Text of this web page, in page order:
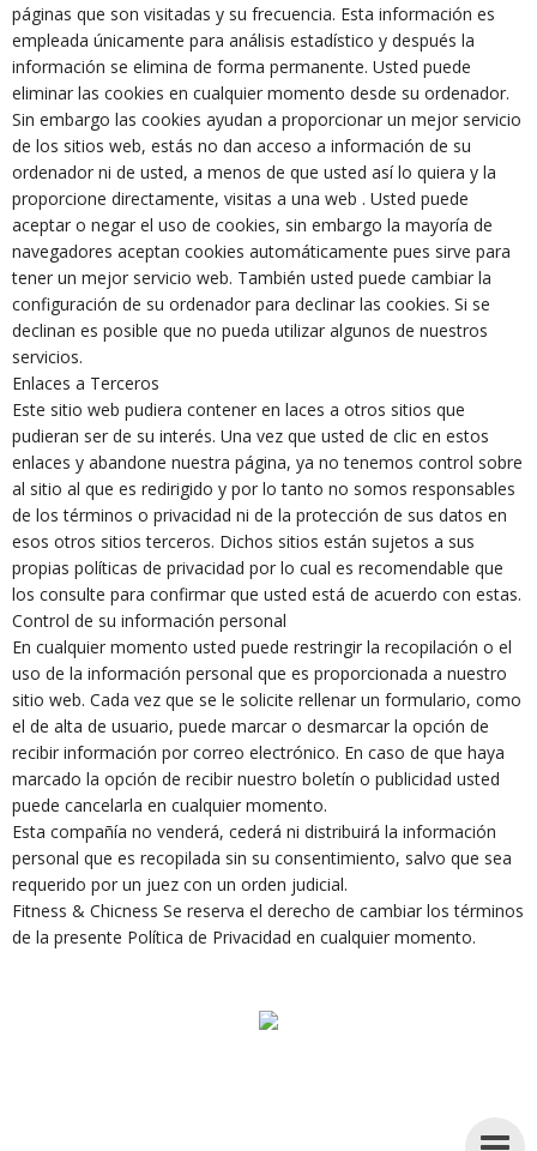
páginas que son visitadas y su frecuencia. Esta información es
empleada únicamente para análisis estadístico y después la
información se elimina de forma permanente. Usted puede
eliminar las cookies en cualquier momento desde su ordenador.
Sin embargo las cookies ayudan a proporcionar un mejor servicio
de los sitios web, estás no dan acceso a información de su
ordenador ni de usted, a menos de que usted así lo quiera y la
proporcione directamente, visitas a una web . Usted puede
aceptar o negar el uso de cookies, sin embargo la mayoría de
navegadores aceptan cookies automáticamente pues sirve para
tener un mejor servicio web. También usted puede cambiar la
configuración de su ordenador para declinar las cookies. Si se
declinan es posible que no pueda utilizar algunos de nuestros
servicios.
Enlaces a Terceros
Este sitio web pudiera contener en laces a otros sitios que
pudieran ser de su interés. Una vez que usted de clic en estos
enlaces y abandone nuestra página, ya no tenemos control sobre
al sitio al que es redirigido y por lo tanto no somos responsables
de los términos o privacidad ni de la protección de sus datos en
esos otros sitios terceros. Dichos sitios están sujetos a sus
propias políticas de privacidad por lo cual es recomendable que
los consulte para confirmar que usted está de acuerdo con estas.
Control de su información personal
En cualquier momento usted puede restringir la recopilación o el
uso de la información personal que es proporcionada a nuestro
sitio web. Cada vez que se le solicite rellenar un formulario, como
el de alta de usuario, puede marcar o desmarcar la opción de
recibir información por correo electrónico. En caso de que haya
marcado la opción de recibir nuestro boletín o publicidad usted
puede cancelarla en cualquier momento.
Esta compañía no venderá, cederá ni distribuirá la información
personal que es recopilada sin su consentimiento, salvo que sea
requerido por un juez con un orden judicial.
Fitness & Chicness Se reserva el derecho de cambiar los términos
de la presente Política de Privacidad en cualquier momento.